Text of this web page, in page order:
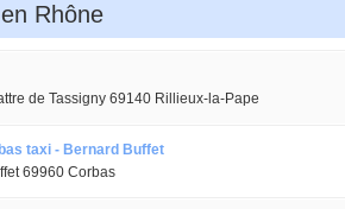
Rhône
de Tassigny 69140 Rillieux-la-Pape
taxi - Bernard Buffet
69960 Corbas